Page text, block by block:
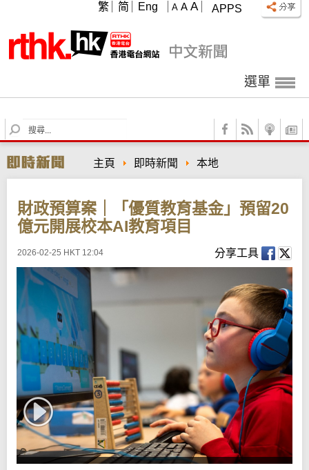
APPS
A A A
繁 简 Eng
選單
S
e
r
c
主頁 即時新聞 本地
財政預算案｜「優質教育基金」預留20
億元開展校本AI教育項目
2026-02-25 HKT 12:04 分享工具